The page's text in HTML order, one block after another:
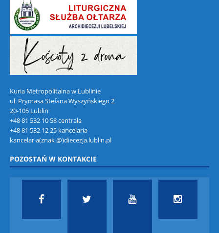
Kuria Metropolitalna w Lublinie
ul. Prymasa Stefana Wyszyńskiego 2
20-105 Lublin
+48 81 532 10 58 centrala
+48 81 532 12 25 kancelaria
kancelaria(znak @)diecezja.lublin.pl
POZOSTAŃ W KONTAKCIE